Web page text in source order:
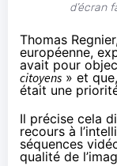
d’écran
Thomas
européenne,
avait pour
citoyens » et
était une
Il précise cela
recours à
séquences
qualité de